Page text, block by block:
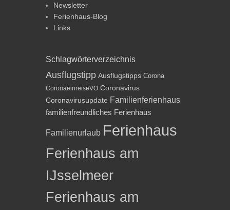
Newsletter
Ferienhaus-Blog
Links
Schlagwörterverzeichnis
Ausflugstipp Ausflugstipps Corona
CoronaeinreiseVO Coronavirus
Coronavirusupdate Familienferienhaus
familienfreundliches Ferienhaus
Familienurlaub Ferienhaus
Ferienhaus am
IJsselmeer
Ferienhaus am